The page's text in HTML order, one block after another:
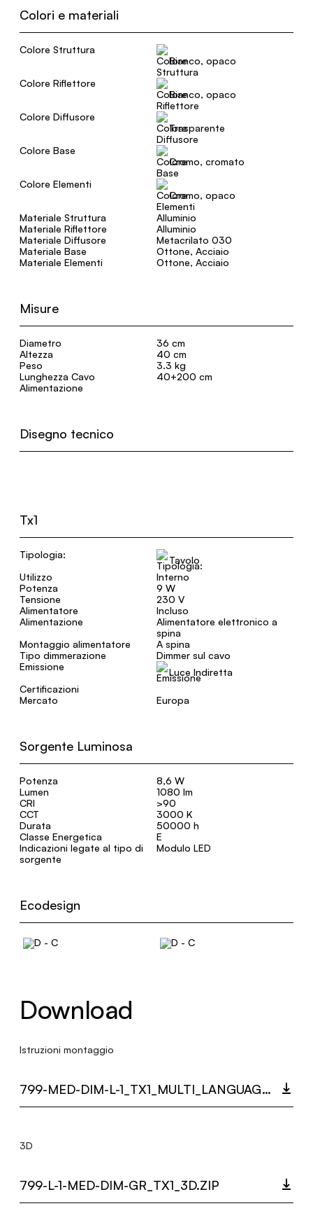
Colori e materiali
Colore Struttura
Bianco, opaco
Colore Riflettore
Bianco, opaco
Colore Diffusore
Trasparente
Colore Base
Cromo, cromato
Colore Elementi
Cromo, opaco
Materiale Struttura
Alluminio
Materiale Riflettore
Alluminio
Materiale Diffusore
Metacrilato 030
Materiale Base
Ottone, Acciaio
Materiale Elementi
Ottone, Acciaio
Misure
Diametro
36 cm
Altezza
40 cm
Peso
3.3 kg
Lunghezza Cavo
Alimentazione
40+200 cm
Disegno tecnico
Tx1
Tipologia:
Tavolo
Utilizzo
Interno
Potenza
9 W
Tensione
230 V
Alimentatore
Incluso
Alimentazione
Alimentatore elettronico a
spina
Montaggio alimentatore
A spina
Tipo dimmerazione
Dimmer sul cavo
Emissione
Luce Indiretta
Certificazioni
Mercato
Europa
Sorgente Luminosa
Potenza
8,6 W
Lumen
1080 lm
CRI
>90
CCT
3000 K
Durata
50000 h
Classe Energetica
E
Indicazioni legate al tipo di
sorgente
Modulo LED
Ecodesign
Download
Istruzioni montaggio
799-MED-DIM-L-1_TX1_MULTI_LANGUAGE_9447_INST.PDF
3D
799-L-1-MED-DIM-GR_TX1_3D.ZIP